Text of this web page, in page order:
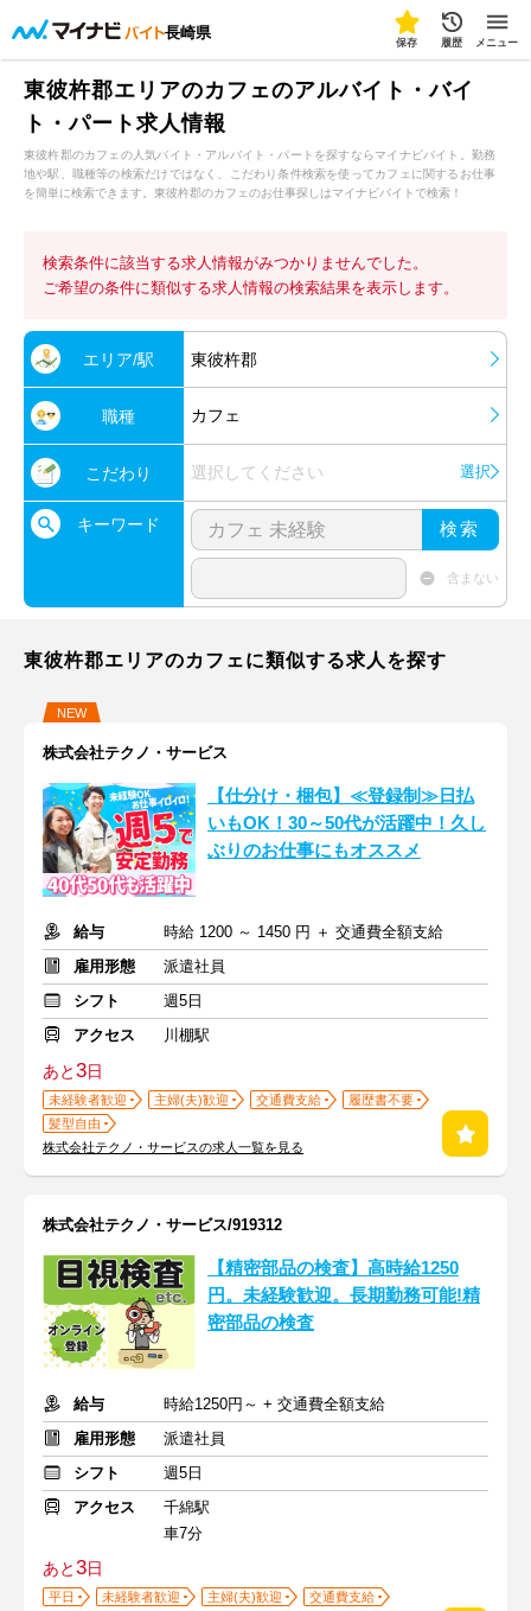
長崎県
保存 履歴 メニュー
東彼杵郡エリアのカフェのアルバイト・バイ
ト・パート求人情報
東彼杵郡のカフェの人気バイト・アルバイト・パートを探すならマイナビバイト。勤務
地や駅、職種等の検索だけではなく、こだわり条件検索を使ってカフェに関するお仕事
を簡単に検索できます。東彼杵郡のカフェのお仕事探しはマイナビバイトで検索！
検索条件に該当する求人情報がみつかりませんでした。
ご希望の条件に類似する求人情報の検索結果を表示します。
エリア/駅 東彼杵郡
職種 カフェ
こだわり 選択してください 選択
キーワード 検索
含まない
東彼杵郡エリアのカフェに類似する求人を探す
NEW
株式会社テクノ・サービス
【仕分け・梱包】≪登録制≫日払
いもOK！30～50代が活躍中！久し
ぶりのお仕事にもオススメ
給与
時給 1200 ～ 1450 円 ＋ 交通費全額支給
雇用形態
派遣社員
シフト
週5日
アクセス
川棚駅
あと3日
未経験者歓迎 主婦(夫)歓迎 交通費支給
履歴書不要
髪型自由
株式会社テクノ・サービスの求人一覧を見る
株式会社テクノ・サービス/919312
【精密部品の検査】高時給1250
円。未経験歓迎。長期勤務可能!精
密部品の検査
給与
時給1250円～ + 交通費全額支給
雇用形態
派遣社員
シフト
週5日
アクセス
千綿駅
車7分
あと3日
平日 未経験者歓迎 主婦(夫)歓迎
交通費支給